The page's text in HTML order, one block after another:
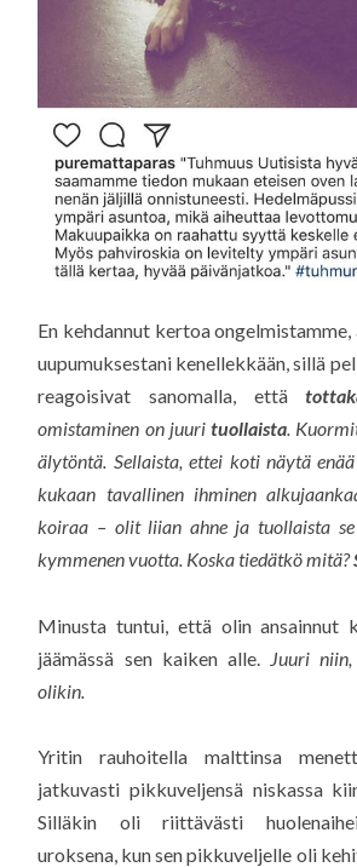
En kehdannut kertoa
uupumuksestani kenellekkään, sillä
reagoisivat sanomalla, että
omistaminen on juuri tuollaista.
älytöntä. Sellaista, ettei koti näytä
kukaan tavallinen ihminen
koiraa – olit liian ahne ja tuollaista
kymmenen vuotta. Koska tiedätkö mitä?
Minusta tuntui, että olin ansainnut
jäämässä sen kaiken alle.
Juuri
olikin.
Yritin rauhoitella malttinsa
jatkuvasti pikkuveljensä niskassa
Silläkin oli riittävästi
uroksena, kun sen pikkuveljelle oli